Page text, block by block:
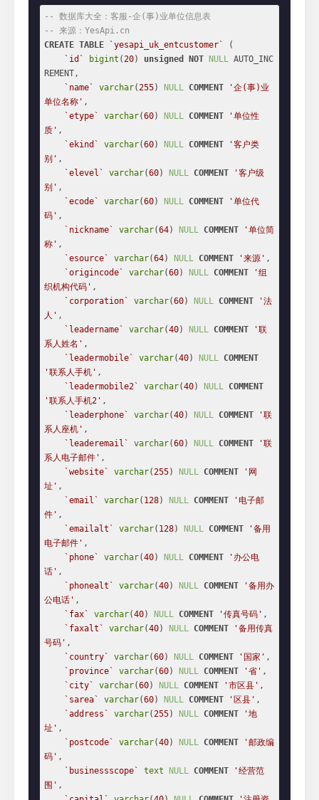
-- 数据库大全：客服-企(事)业单位信息表
-- 来源：YesApi.cn
CREATE TABLE `yesapi_uk_entcustomer`
(
`id`
bigint (20) unsigned NOT NULL AUTO_INC
REMENT,
`name`
varchar(255) NULL COMMENT
'企(事)业
单位名称' ,
`etype`
varchar(60) NULL COMMENT
'单位性
质' ,
`ekind`
varchar(60) NULL COMMENT
'客户类
别' ,
`elevel`
varchar(60) NULL COMMENT
'客户级
别' ,
`ecode`
varchar(60) NULL COMMENT
'单位代
码' ,
`nickname`
varchar(64) NULL COMMENT
'单位简
称' ,
`esource`
varchar(64) NULL COMMENT '来源' ,
`origincode`
varchar(60) NULL COMMENT
'组
织机构代码' ,
`corporation`
varchar(60) NULL COMMENT
'法
人' ,
`leadername`
varchar(40) NULL COMMENT
'联
系人姓名' ,
`leadermobile`
varchar(40) NULL COMMENT
'联系人手机' ,
`leadermobile2`
varchar(40) NULL COMMENT
'联系人手机2' ,
`leaderphone`
varchar(40) NULL COMMENT
'联
系人座机' ,
`leaderemail`
varchar(60) NULL COMMENT
'联
系人电子邮件' ,
`website`
varchar(255) NULL COMMENT
'网
址' ,
`email`
varchar( 128) NULL COMMENT
'电子邮
件' ,
`emailalt`
varchar( 128) NULL COMMENT
'备用
电子邮件' ,
`phone`
varchar(40) NULL COMMENT
'办公电
话' ,
`phonealt`
varchar(40) NULL COMMENT
'备用办
公电话' ,
`fax`
varchar(40) NULL COMMENT '传真号码' ,
`faxalt`
varchar(40) NULL COMMENT
'备用传真
号码' ,
`country`
varchar(60) NULL COMMENT '国家' ,
`province`
varchar(60) NULL COMMENT '省' ,
`city`
varchar(60) NULL COMMENT '市区县' ,
`sarea`
varchar(60) NULL COMMENT '区县' ,
`address`
varchar(255) NULL COMMENT
'地
址' ,
`postcode`
varchar(40) NULL COMMENT
'邮政编
码' ,
`businessscope`
text NULL COMMENT
'经营范
围' ,